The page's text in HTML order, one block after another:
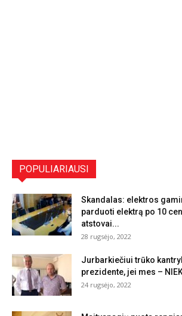
POPULIARIAUSI
Skandalas: elektros
parduoti elektrą po 10
atstovai...
28 rugsėjo, 2022
Jurbarkiečiui trūko
prezidente, jei mes –
24 rugsėjo, 2022